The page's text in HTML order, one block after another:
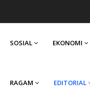
MAIN
SOSIAL EKONOMI
RAGAM EDITORIAL